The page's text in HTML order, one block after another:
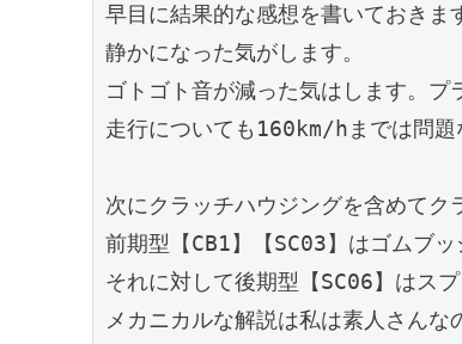
早目に結果的な感想を書いておきま
静かになった気がします。
ゴトゴト音が減った気はします。プ
走行についても160km/hまでは問題
次にクラッチハウジングを含めてク
前期型【CB1】【SC03】はゴムブッ
それに対して後期型【SC06】はス
メカニカルな解説は私は素人さんな